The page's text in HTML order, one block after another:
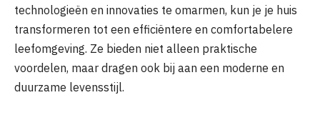
technologieën en innovaties te omarmen, kun je je huis
transformeren tot een efficiëntere en comfortabelere
leefomgeving. Ze bieden niet alleen praktische
voordelen, maar dragen ook bij aan een moderne en
duurzame levensstijl.